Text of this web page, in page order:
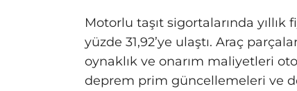
Motorlu taşıt sigortalarında yıllık
yüzde 31,92’ye ulaştı. Araç
oynaklık ve onarım maliyetleri
deprem prim güncellemeleri ve